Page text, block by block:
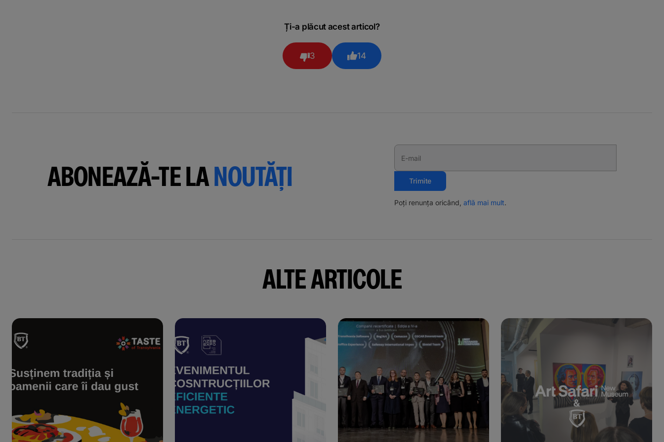
Ți-a plăcut acest articol?
3 14
ABONEAZĂ-TE LANOUTĂȚI
E-mail
Trimite
Poți renunța oricând, află mai mult.
ALTE ARTICOLE